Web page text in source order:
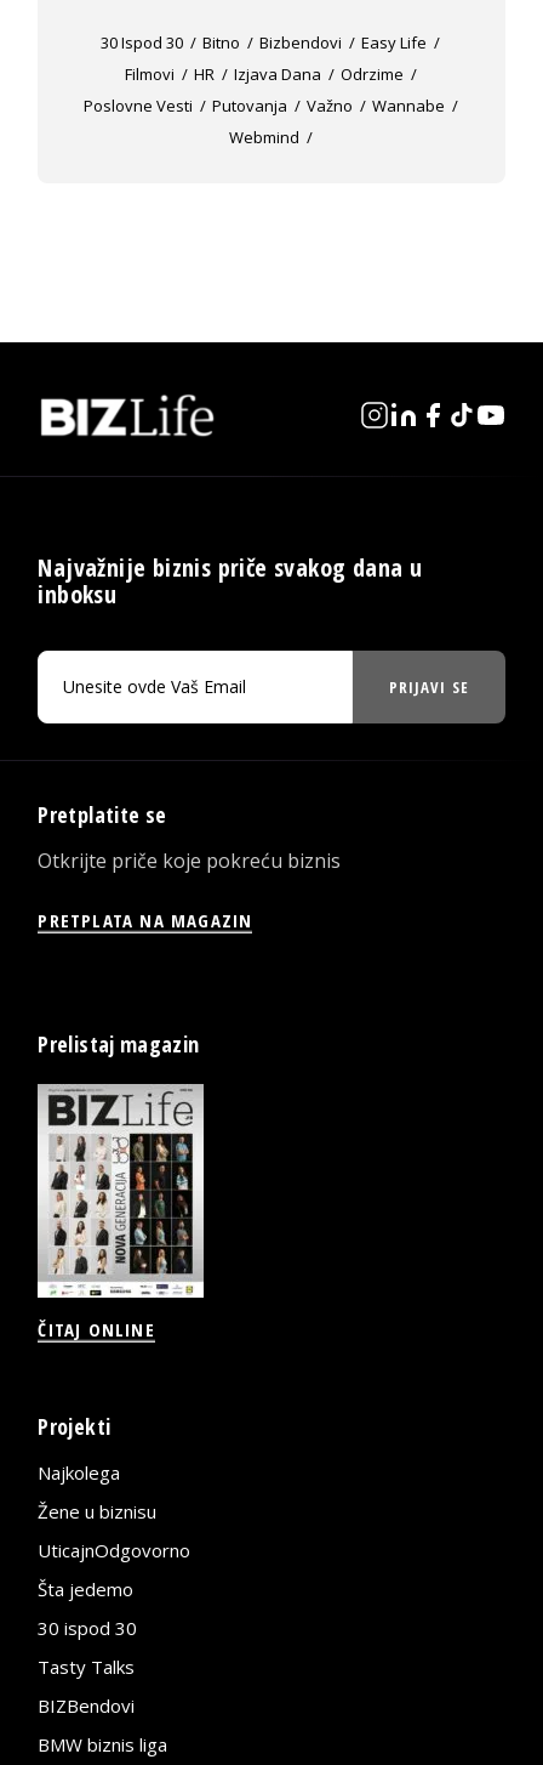
30 Ispod 30 Bitno Bizbendovi
Easy Life
Filmovi
HR Izjava Dana
Odrzime
Poslovne Vesti
Putovanja Važno
Wannabe
Webmind
Najvažnije biznis priče svakog dana u
inboksu
PRIJAVI SE
Pretplatite se
Otkrijte priče koje pokreću biznis
PRETPLATA NA MAGAZIN
Prelistaj magazin
ČITAJ ONLINE
Projekti
Najkolega
Žene u biznisu
UticajnOdgovorno
Šta jedemo
30 ispod 30
Tasty Talks
BIZBendovi
BMW biznis liga